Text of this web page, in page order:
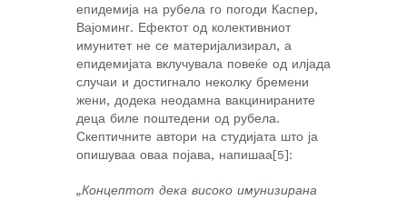
епидемија на рубела го погоди Каспер,
Вајоминг. Ефектот од колективниот
имунитет не се материјализирал, а
епидемијата вклучувала повеќе од илјада
случаи и достигнало неколку бремени
жени, додека неодамна вакцинираните
деца биле поштедени од рубела.
Скептичните автори на студијата што ја
опишуваа оваа појава, напишаа[5]:
„Концептот дека високо имунизирана